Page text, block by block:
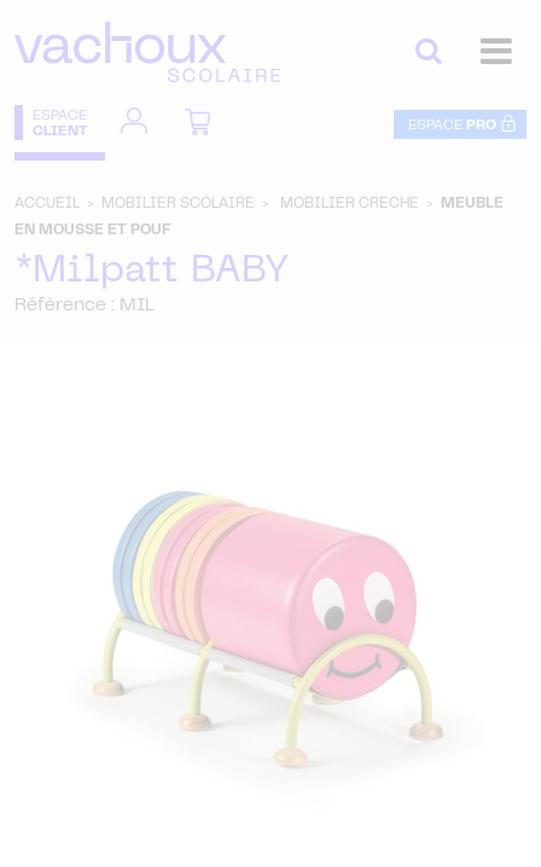
ESPACE
CLIENT
ESPACE PRO
ACCUEIL > MOBILIER SCOLAIRE > MOBILIER CRECHE > MEUBLE
EN MOUSSE ET POUF
*Milpatt BABY
Référence : MIL